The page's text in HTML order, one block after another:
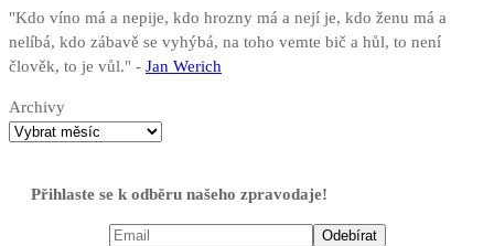
"Kdo víno má a nepije, kdo hrozny má a nejí je, kdo ženu má a
nelíbá, kdo zábavě se vyhýbá, na toho vemte bič a hůl, to není
člověk, to je vůl." - Jan Werich
Archivy
Přihlaste se k odběru našeho zpravodaje!